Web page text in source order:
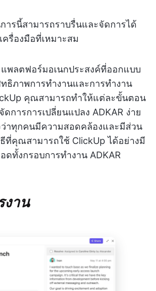
ารนี้สามารถราบรื่นและจัดการได้
รื่องมือที่เหมาะสม
แพลตฟอร์มอเนกประสงค์ที่ออกแบบ
ทธิภาพการทำงานและการทำงาน
คุณสามารถทำให้แต่ละขั้นตอน
การการเปลี่ยนแปลง ADKAR ง่าย
าทุกคนมีความสอดคล้องและมีส่วน
ที่คุณสามารถใช้ ClickUp ได้อย่างมี
ดทั้งกรอบการทำงาน ADKAR
งาน